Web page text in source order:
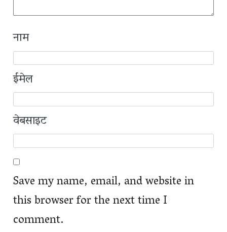
नाम
ईमेल
वेबसाइट
Save my name, email, and website in
this browser for the next time I
comment.